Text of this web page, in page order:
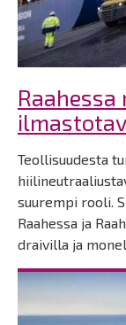
Teollisuudesta
suurempi rooli.
Raahessa ja
draivilla ja